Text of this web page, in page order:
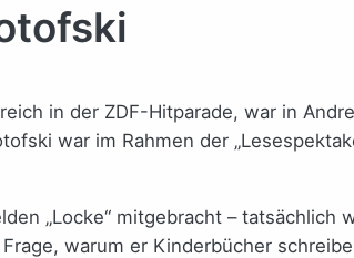
in der ZDF-Hitparade, war in
war im Rahmen der
„Locke“ mitgebracht –
warum er Kinderbücher